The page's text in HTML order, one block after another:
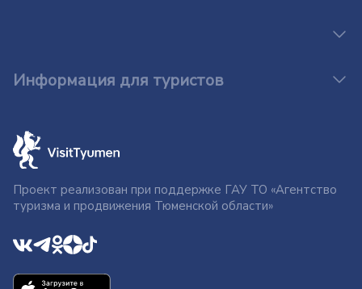
Информация для туристов
Проект реализован при поддержке ГАУ ТО «Агентство
туризма и продвижения Тюменской области»